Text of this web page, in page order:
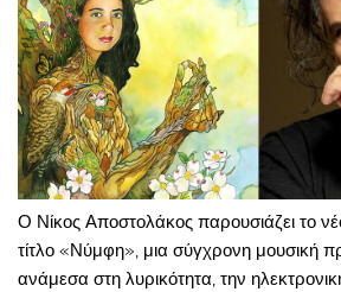
Ο Νίκος Αποστολάκος παρουσιάζει το
τίτλο «Νύμφη», μια σύγχρονη μουσική
ανάμεσα στη λυρικότητα, την